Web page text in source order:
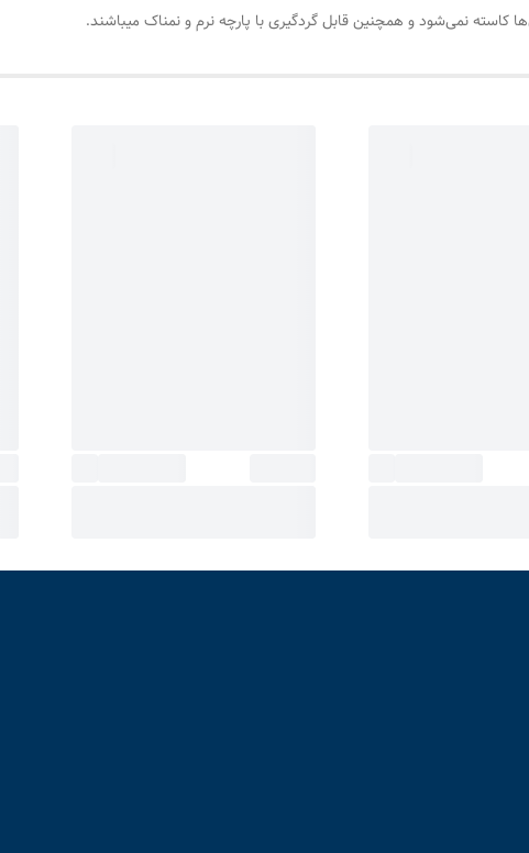
کاسته نمی‌شود و همچنین قابل گردگیری با پارچه نرم و نمناک میباشند.